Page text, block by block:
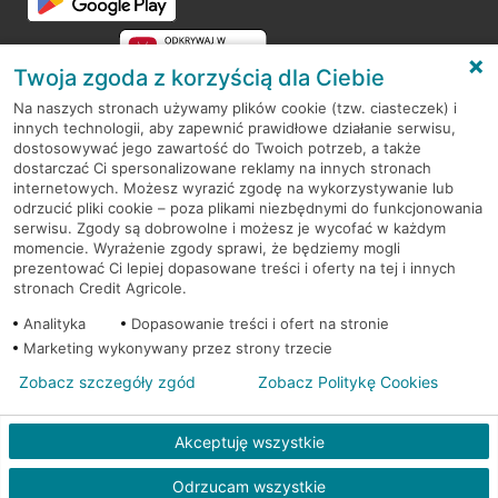
RODO
Regulamin serwisu
Mapa serwisu
PolitykaCookies
© 2026 Credit Agricole Bank Polska S.A. Wszelkie prawa zastrzeżone
Twoja zgoda z korzyścią dla Ciebie
Na naszych stronach używamy plików cookie (tzw. ciasteczek) i
innych technologii, aby zapewnić prawidłowe działanie serwisu,
dostosowywać jego zawartość do Twoich potrzeb, a także
dostarczać Ci spersonalizowane reklamy na innych stronach
internetowych. Możesz wyrazić zgodę na wykorzystywanie lub
odrzucić pliki cookie – poza plikami niezbędnymi do funkcjonowania
serwisu. Zgody są dobrowolne i możesz je wycofać w każdym
momencie. Wyrażenie zgody sprawi, że będziemy mogli
prezentować Ci lepiej dopasowane treści i oferty na tej i innych
stronach Credit Agricole.
Analityka
Dopasowanie treści i ofert na stronie
Marketing wykonywany przez strony trzecie
Akceptuję wszystkie
Odrzucam wszystkie
Zobacz szczegóły zgód Zobacz Politykę Cookies